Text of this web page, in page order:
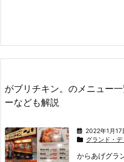
がブリチキン。のメニュー
ーなども解説
2022年1月17
グランド・
からあげグラ